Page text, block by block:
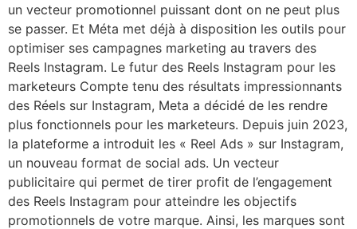
un vecteur promotionnel puissant dont on ne peut plus
se passer. Et Méta met déjà à disposition les outils pour
optimiser ses campagnes marketing au travers des
Reels Instagram. Le futur des Reels Instagram pour les
marketeurs Compte tenu des résultats impressionnants
des Réels sur Instagram, Meta a décidé de les rendre
plus fonctionnels pour les marketeurs. Depuis juin 2023,
la plateforme a introduit les « Reel Ads » sur Instagram,
un nouveau format de social ads. Un vecteur
publicitaire qui permet de tirer profit de l’engagement
des Reels Instagram pour atteindre les objectifs
promotionnels de votre marque. Ainsi, les marques sont